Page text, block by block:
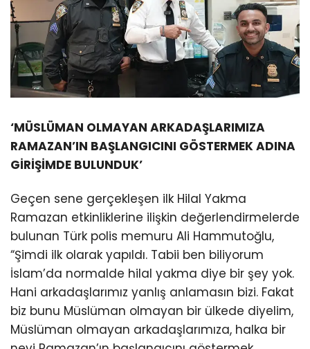
‘MÜSLÜMAN OLMAYAN ARKADAŞLARIMIZA
RAMAZAN’IN BAŞLANGICINI GÖSTERMEK ADINA
GİRİŞİMDE BULUNDUK’
Geçen sene gerçekleşen ilk Hilal Yakma
Ramazan etkinliklerine ilişkin değerlendirmelerde
bulunan Türk polis memuru Ali Hammutoğlu,
“Şimdi ilk olarak yapıldı. Tabii ben biliyorum
İslam’da normalde hilal yakma diye bir şey yok.
Hani arkadaşlarımız yanlış anlamasın bizi. Fakat
biz bunu Müslüman olmayan bir ülkede diyelim,
Müslüman olmayan arkadaşlarımıza, halka bir